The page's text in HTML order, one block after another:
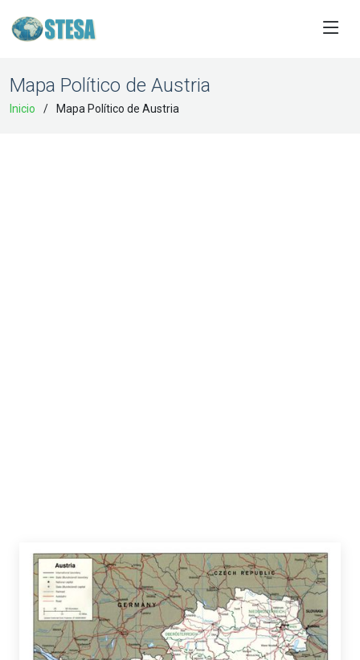
Mapa Político de Austria
Inicio Mapa Político de Austria